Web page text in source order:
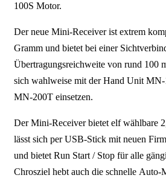
100S Motor.
Der neue Mini-Receiver ist extrem
Gramm und bietet bei einer
Übertragungsreichweite von rund 100
sich wahlweise mit der Hand Unit
MN-200T einsetzen.
Der Mini-Receiver bietet elf wählbare
lässt sich per USB-Stick mit neuen
und bietet Run Start / Stop für alle
Chrosziel hebt auch die schnelle